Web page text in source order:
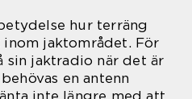
hur terräng
jaktområdet. För
jaktradio när det är
en antenn